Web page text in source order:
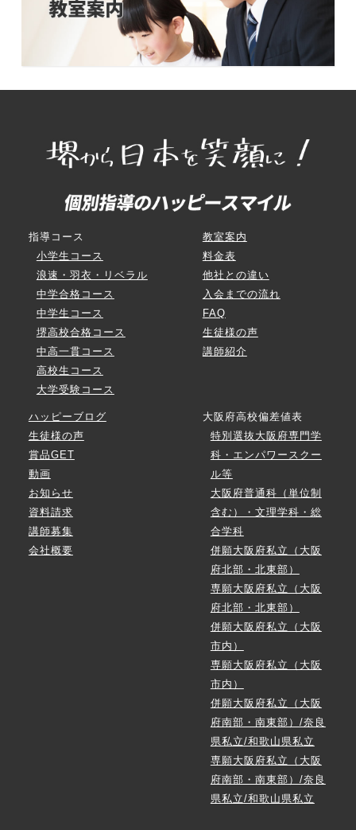
指導コース
小学生コース
浪速・羽衣・リベラル
中学合格コース
中学生コース
堺高校合格コース
中高一貫コース
高校生コース
大学受験コース
教室案内
料金表
他社との違い
入会までの流れ
FAQ
生徒様の声
講師紹介
ハッピーブログ
生徒様の声
賞品GET
動画
お知らせ
資料請求
講師募集
会社概要
大阪府高校偏差値表
特別選抜大阪府専門学
科・エンパワースクー
ル等
大阪府普通科（単位制
含む）・文理学科・総
合学科
併願大阪府私立（大阪
府北部・北東部）
専願大阪府私立（大阪
府北部・北東部）
併願大阪府私立（大阪
市内）
専願大阪府私立（大阪
市内）
併願大阪府私立（大阪
府南部・南東部）/奈良
県私立/和歌山県私立
専願大阪府私立（大阪
府南部・南東部）/奈良
県私立/和歌山県私立